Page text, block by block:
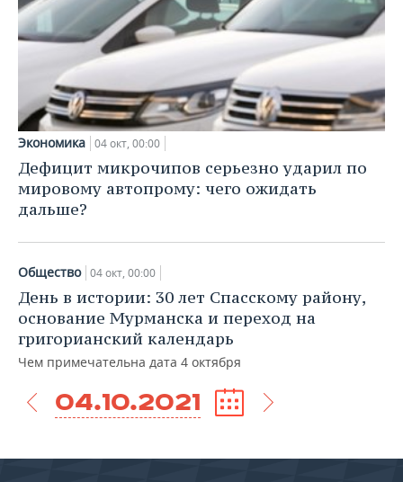
Экономика 04 окт, 00:00
Дефицит микрочипов серьезно ударил по
мировому автопрому: чего ожидать
дальше?
Общество 04 окт, 00:00
День в истории: 30 лет Спасскому району,
основание Мурманска и переход на
григорианский календарь
Чем примечательна дата 4 октября
04.10.2021